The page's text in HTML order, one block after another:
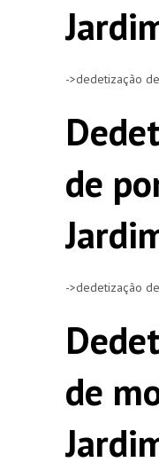
->dedetização
de
->dedetização
de